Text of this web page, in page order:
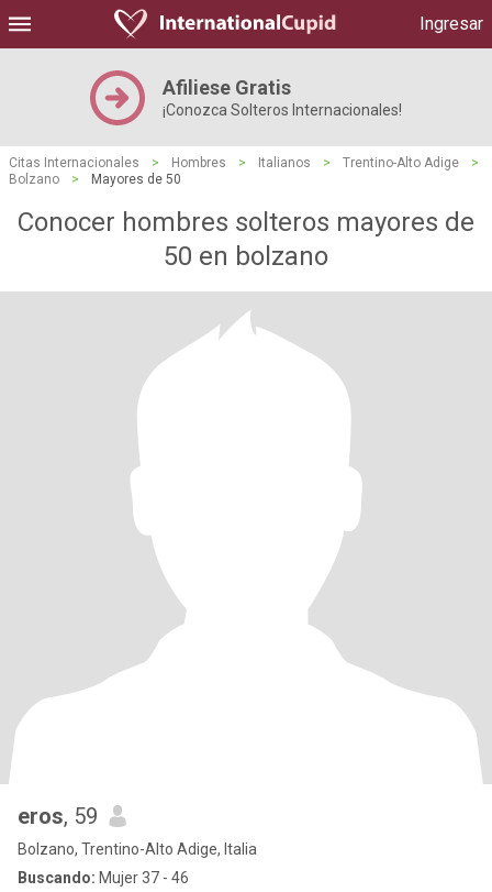
Ingresar
Afiliese Gratis
¡Conozca Solteros Internacionales!
Citas Internacionales > Hombres > Italianos > Trentino-Alto Adige
>
Bolzano
> Mayores de 50
Conocer hombres solteros mayores de
50 en bolzano
eros, 59
Bolzano, Trentino-Alto Adige, Italia
Buscando: Mujer 37 - 46